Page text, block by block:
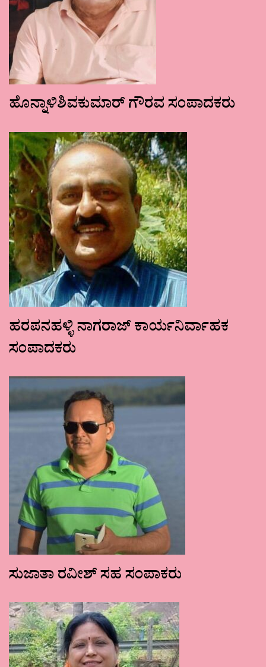
ಹೊನ್ನಾಳಿಶಿವಕುಮಾರ್ ಗೌರವ ಸಂಪಾದಕರು
ಹರಪನಹಳ್ಳಿ ನಾಗರಾಜ್ ಕಾರ್ಯನಿರ್ವಾಹಕ
ಸಂಪಾದಕರು
ಸುಜಾತಾ ರವೀಶ್ ಸಹ ಸಂಪಾಕರು